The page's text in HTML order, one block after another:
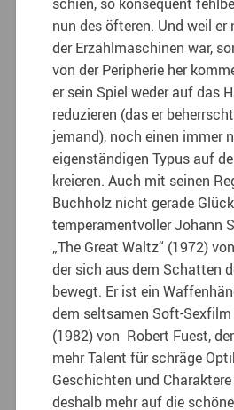
nun des öfteren. Und weil
der Erzählmaschinen war,
von der Peripherie her
er sein Spiel weder auf das
reduzieren (das er
jemand), noch einen immer
eigenständigen Typus auf
kreieren. Auch mit seinen
Buchholz nicht gerade
temperamentvoller Johann
„The Great Waltz“ (1972)
der sich aus dem Schatten
bewegt. Er ist ein
dem seltsamen Soft-Sexfilm
(1982) von Robert Fuest,
mehr Talent für schräge
Geschichten und
deshalb mehr auf die